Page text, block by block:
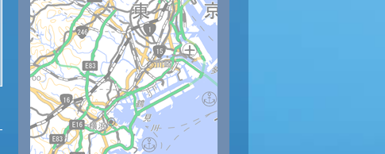
11時 12時 13時 14時 15時